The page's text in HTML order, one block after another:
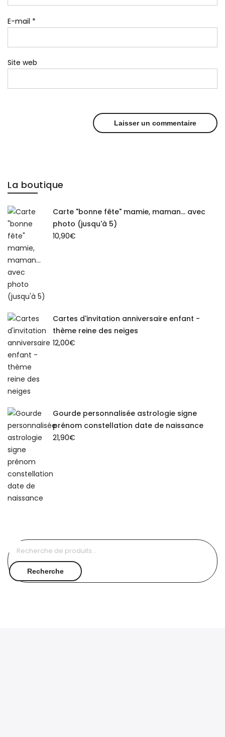
E-mail *
Site web
La boutique
Carte "bonne fête" mamie, maman... avec
photo (jusqu'à 5)
10,90€
Cartes d'invitation anniversaire enfant -
thème reine des neiges
12,00€
Gourde personnalisée astrologie signe
prénom constellation date de naissance
21,90€
Recherche